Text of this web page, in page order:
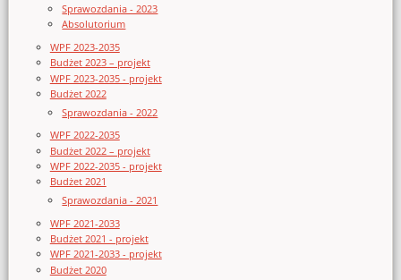
Sprawozdania - 2023
Absolutorium
WPF 2023-2035
Budżet 2023 – projekt
WPF 2023-2035 - projekt
Budżet 2022
Sprawozdania - 2022
WPF 2022-2035
Budżet 2022 – projekt
WPF 2022-2035 - projekt
Budżet 2021
Sprawozdania - 2021
WPF 2021-2033
Budżet 2021 - projekt
WPF 2021-2033 - projekt
Budżet 2020